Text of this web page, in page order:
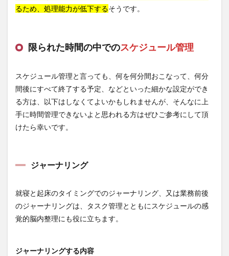
るため、処理能力が低下するそうです。
限られた時間の中でのスケジュール管理
スケジュール管理と言っても、何を何分間おこなって、何分
間後にすべて終了する予定、などといった細かな設定ができ
る方は、以下はしなくてよいかもしれませんが、そんなに上
手に時間管理できないよと思われる方はぜひご参考にして頂
けたら幸いです。
ジャーナリング
就寝と起床のタイミングでのジャーナリング、又は業務前後
のジャーナリングは、タスク管理とともにスケジュールの感
覚的脳内整理にも役に立ちます。
ジャーナリングする内容